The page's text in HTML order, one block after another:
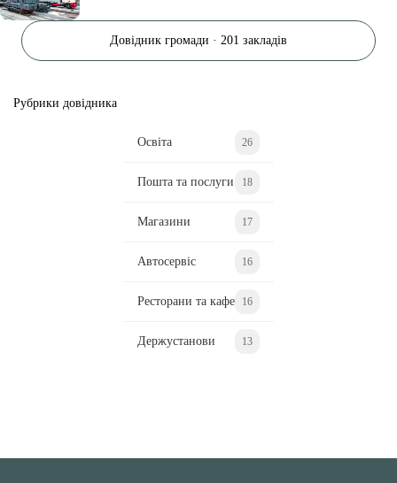
Довідник громади · 201 закладів
Рубрики довідника
Освіта 26
Пошта та послуги 18
Магазини 17
Автосервіс 16
Ресторани та кафе 16
Держустанови 13